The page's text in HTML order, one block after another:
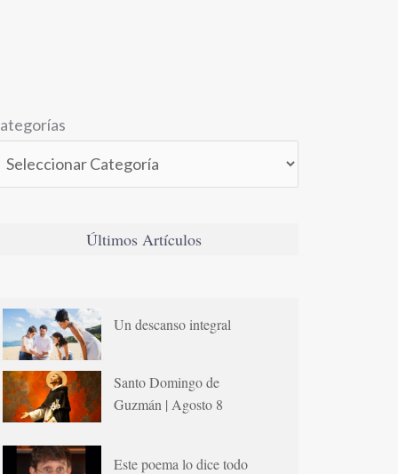
Últimos Artículos
Un descanso integral
Santo Domingo de
Guzmán | Agosto 8
Este poema lo dice todo